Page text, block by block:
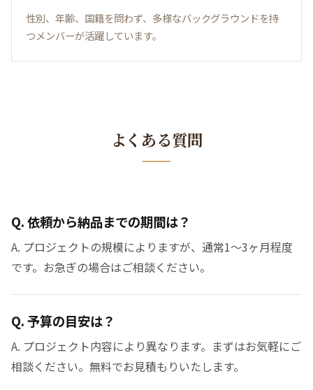
性別、年齢、国籍を問わず、多様なバックグラウンドを持
つメンバーが活躍しています。
よくある質問
Q. 依頼から納品までの期間は？
A. プロジェクトの規模によりますが、通常1〜3ヶ月程度
です。お急ぎの場合はご相談ください。
Q. 予算の目安は？
A. プロジェクト内容により異なります。まずはお気軽にご
相談ください。無料でお見積もりいたします。